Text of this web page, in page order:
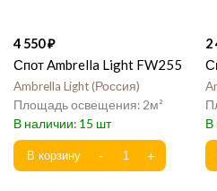
4 550
Спот Ambrella Light FW255
Ambrella Light Россия
2
15
2